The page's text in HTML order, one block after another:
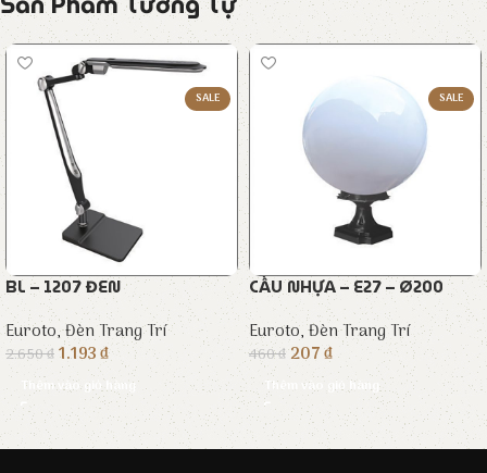
SALE
BL – 1207 ĐEN
Euroto,Đèn Trang Trí
2.650₫1.193₫
Thêm vào giỏ hàng
SALE
CẦU NHỰA – E27 – Ø200
Euroto,Đèn Trang Trí
460₫ 207₫
Thêm vào giỏ hàng